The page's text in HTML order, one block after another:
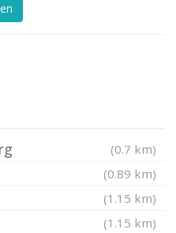
(0.7 km)
(0.89 km)
(1.15 km)
(1.15 km)